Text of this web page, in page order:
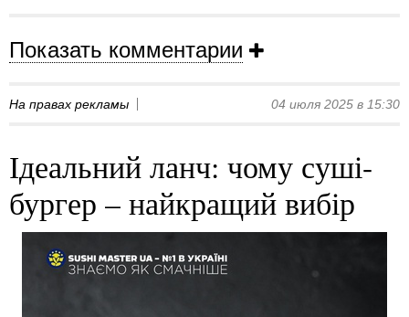
Показать комментарии
На правах рекламы 04 июля 2025 в 15:30
Ідеальний ланч: чому суші-
бургер – найкращий вибір